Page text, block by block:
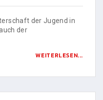
der Jugend in
der
WEITERLESEN...